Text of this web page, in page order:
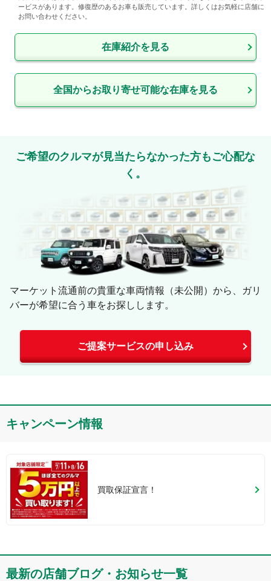
ービスがあります。修復歴のあるお車も販売しています。詳しくはお気軽に店舗に
お問い合わせください。
在庫紹介を見る
全国からお取り寄せ可能な在庫を見る
ご希望のクルマが見当たらなかった方もご心配な
く。
マーケット流通前の貴重な車両情報（未公開）から、ガリ
バーが希望に合う車をお探しします。
ご提案サービスの申し込み
キャンペーン情報
買取保証宣言！
最新の店舗ブログ・お知らせ一覧